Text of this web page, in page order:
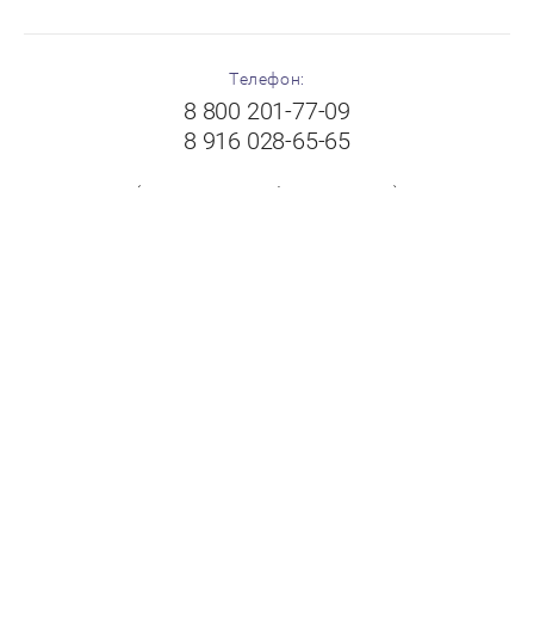
Телефон:
8 800 201-77-09
8 916 028-65-65
(с 8:00 до 19:00 без выходных)